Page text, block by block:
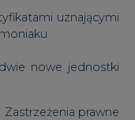
uznającymi
nowe jednostki
Zastrzeżenia prawne